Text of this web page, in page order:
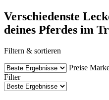
Verschiedenste
deines Pferdes im
Filtern & sortieren
Preise
Filter